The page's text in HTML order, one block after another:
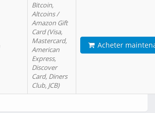
Bitcoin,
Altcoins /
Amazon Gift
Card (Visa,
Mastercard,
American
Express,
Discover
Card, Diners
Club, JCB)
Acheter